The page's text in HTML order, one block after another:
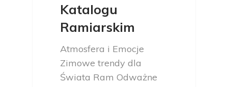
Katalogu
Ramiarskim
Atmosfera i Emocje
Zimowe trendy dla
Świata Ram Odważne